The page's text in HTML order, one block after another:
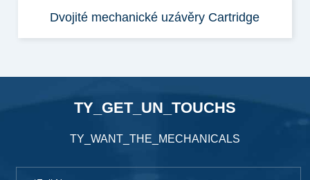
Dvojité mechanické uzávěry Cartridge
TY_GET_UN_TOUCHS
TY_WANT_THE_MECHANICALS